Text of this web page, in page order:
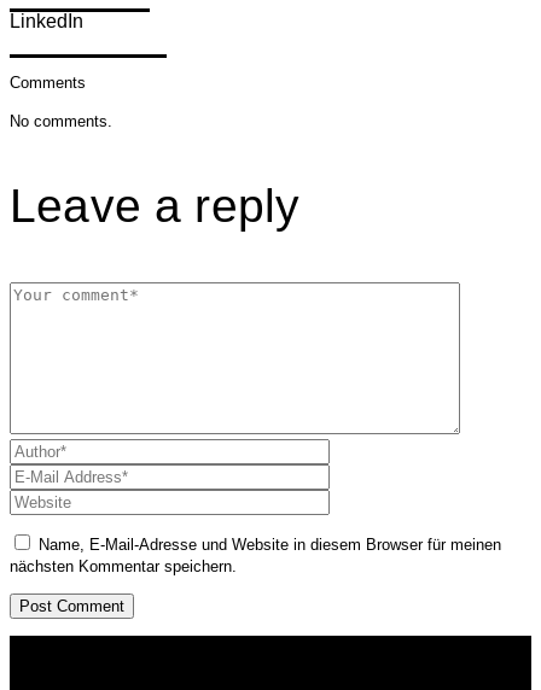
LinkedIn
Comments
No comments.
Leave a reply
Name, E-Mail-Adresse und Website in diesem Browser für meinen
nächsten Kommentar speichern.